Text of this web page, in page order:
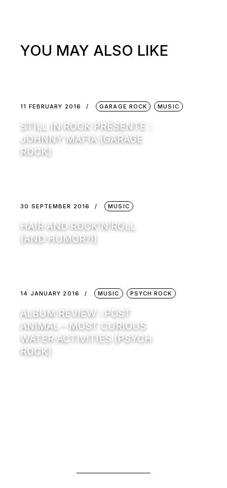
YOU MAY ALSO LIKE
11 FEBRUARY 2016 GARAGE ROCK MUSIC
STILL IN ROCK PRÉSENTE :
JOHNNY MAFIA (GARAGE
ROCK)
30 SEPTEMBER 2016 MUSIC
HAIR AND ROCK’N’ROLL
(AND HUMOR?!)
14 JANUARY 2016 MUSIC PSYCH ROCK
ALBUM REVIEW : POST
ANIMAL – MOST CURIOUS
WATER ACTIVITIES (PSYCH
ROCK)